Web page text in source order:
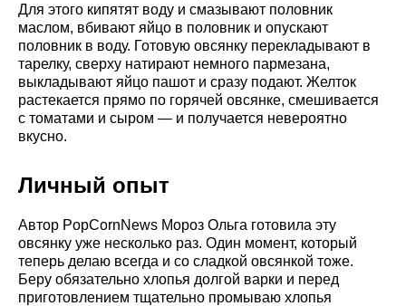
Для этого кипятят воду и смазывают половник
маслом, вбивают яйцо в половник и опускают
половник в воду. Готовую овсянку перекладывают в
тарелку, сверху натирают немного пармезана,
выкладывают яйцо пашот и сразу подают. Желток
растекается прямо по горячей овсянке, смешивается
с томатами и сыром — и получается невероятно
вкусно.
Личный опыт
Автор PopCornNews Мороз Ольга готовила эту
овсянку уже несколько раз. Один момент, который
теперь делаю всегда и со сладкой овсянкой тоже.
Беру обязательно хлопья долгой варки и перед
приготовлением тщательно промываю хлопья